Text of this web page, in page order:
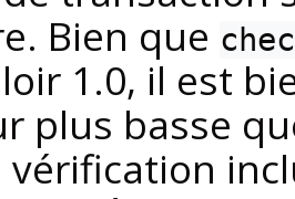
Bien que
1.0, il est
plus basse
vérification